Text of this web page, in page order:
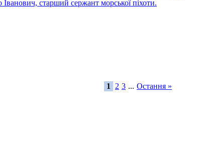
старший сержант морської піхоти.
1 2 3 ... Остання »